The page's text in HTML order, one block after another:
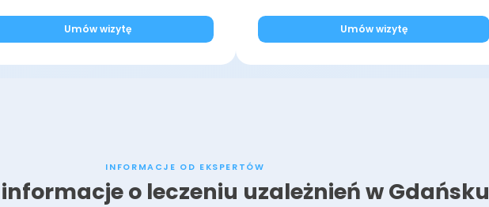
Umów wizytę Umów wizytę
INFORMACJE OD EKSPERTÓW
o leczeniu uzależnień w Gdańsku